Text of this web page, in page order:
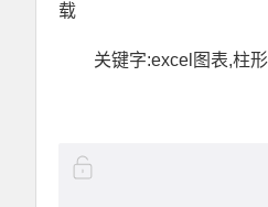
载
关键字:excel图表,柱